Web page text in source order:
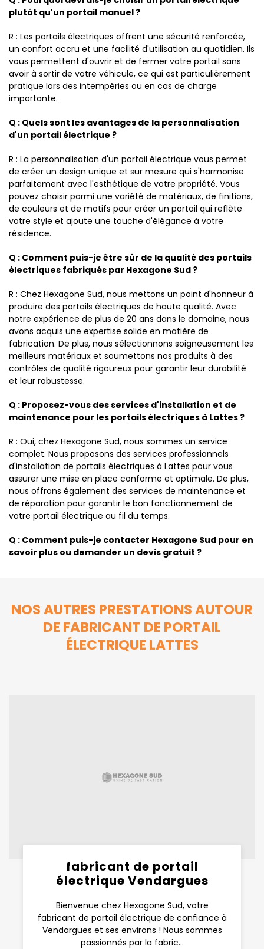
plutôt qu'un portail manuel ?
R : Les portails électriques offrent une sécurité renforcée,
un confort accru et une facilité d'utilisation au quotidien. Ils
vous permettent d'ouvrir et de fermer votre portail sans
avoir à sortir de votre véhicule, ce qui est particulièrement
pratique lors des intempéries ou en cas de charge
importante.
Q : Quels sont les avantages de la personnalisation
d'un portail électrique ?
R : La personnalisation d'un portail électrique vous permet
de créer un design unique et sur mesure qui s'harmonise
parfaitement avec l'esthétique de votre propriété. Vous
pouvez choisir parmi une variété de matériaux, de finitions,
de couleurs et de motifs pour créer un portail qui reflète
votre style et ajoute une touche d'élégance à votre
résidence.
Q : Comment puis-je être sûr de la qualité des portails
électriques fabriqués par Hexagone Sud ?
R : Chez Hexagone Sud, nous mettons un point d'honneur à
produire des portails électriques de haute qualité. Avec
notre expérience de plus de 20 ans dans le domaine, nous
avons acquis une expertise solide en matière de
fabrication. De plus, nous sélectionnons soigneusement les
meilleurs matériaux et soumettons nos produits à des
contrôles de qualité rigoureux pour garantir leur durabilité
et leur robustesse.
Q : Proposez-vous des services d'installation et de
maintenance pour les portails électriques à Lattes ?
R : Oui, chez Hexagone Sud, nous sommes un service
complet. Nous proposons des services professionnels
d'installation de portails électriques à Lattes pour vous
assurer une mise en place conforme et optimale. De plus,
nous offrons également des services de maintenance et
de réparation pour garantir le bon fonctionnement de
votre portail électrique au fil du temps.
Q : Comment puis-je contacter Hexagone Sud pour en
savoir plus ou demander un devis gratuit ?
NOS AUTRES PRESTATIONS AUTOUR
DE FABRICANT DE PORTAIL
ÉLECTRIQUE LATTES
fabricant de portail
électrique Vendargues
Bienvenue chez Hexagone Sud, votre
fabricant de portail électrique de confiance à
Vendargues et ses environs ! Nous sommes
passionnés par la fabric...